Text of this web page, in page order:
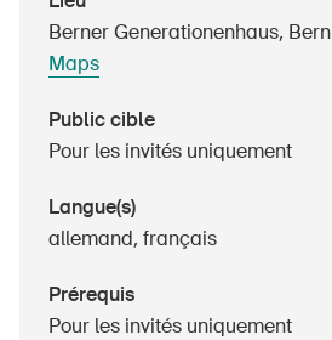
Aspects juridiques
Contact et conseil
Berner Generationenhaus, Bern
Maps
Public cible
Pour les invités uniquement
Langue(s)
allemand, français
Prérequis
Pour les invités uniquement